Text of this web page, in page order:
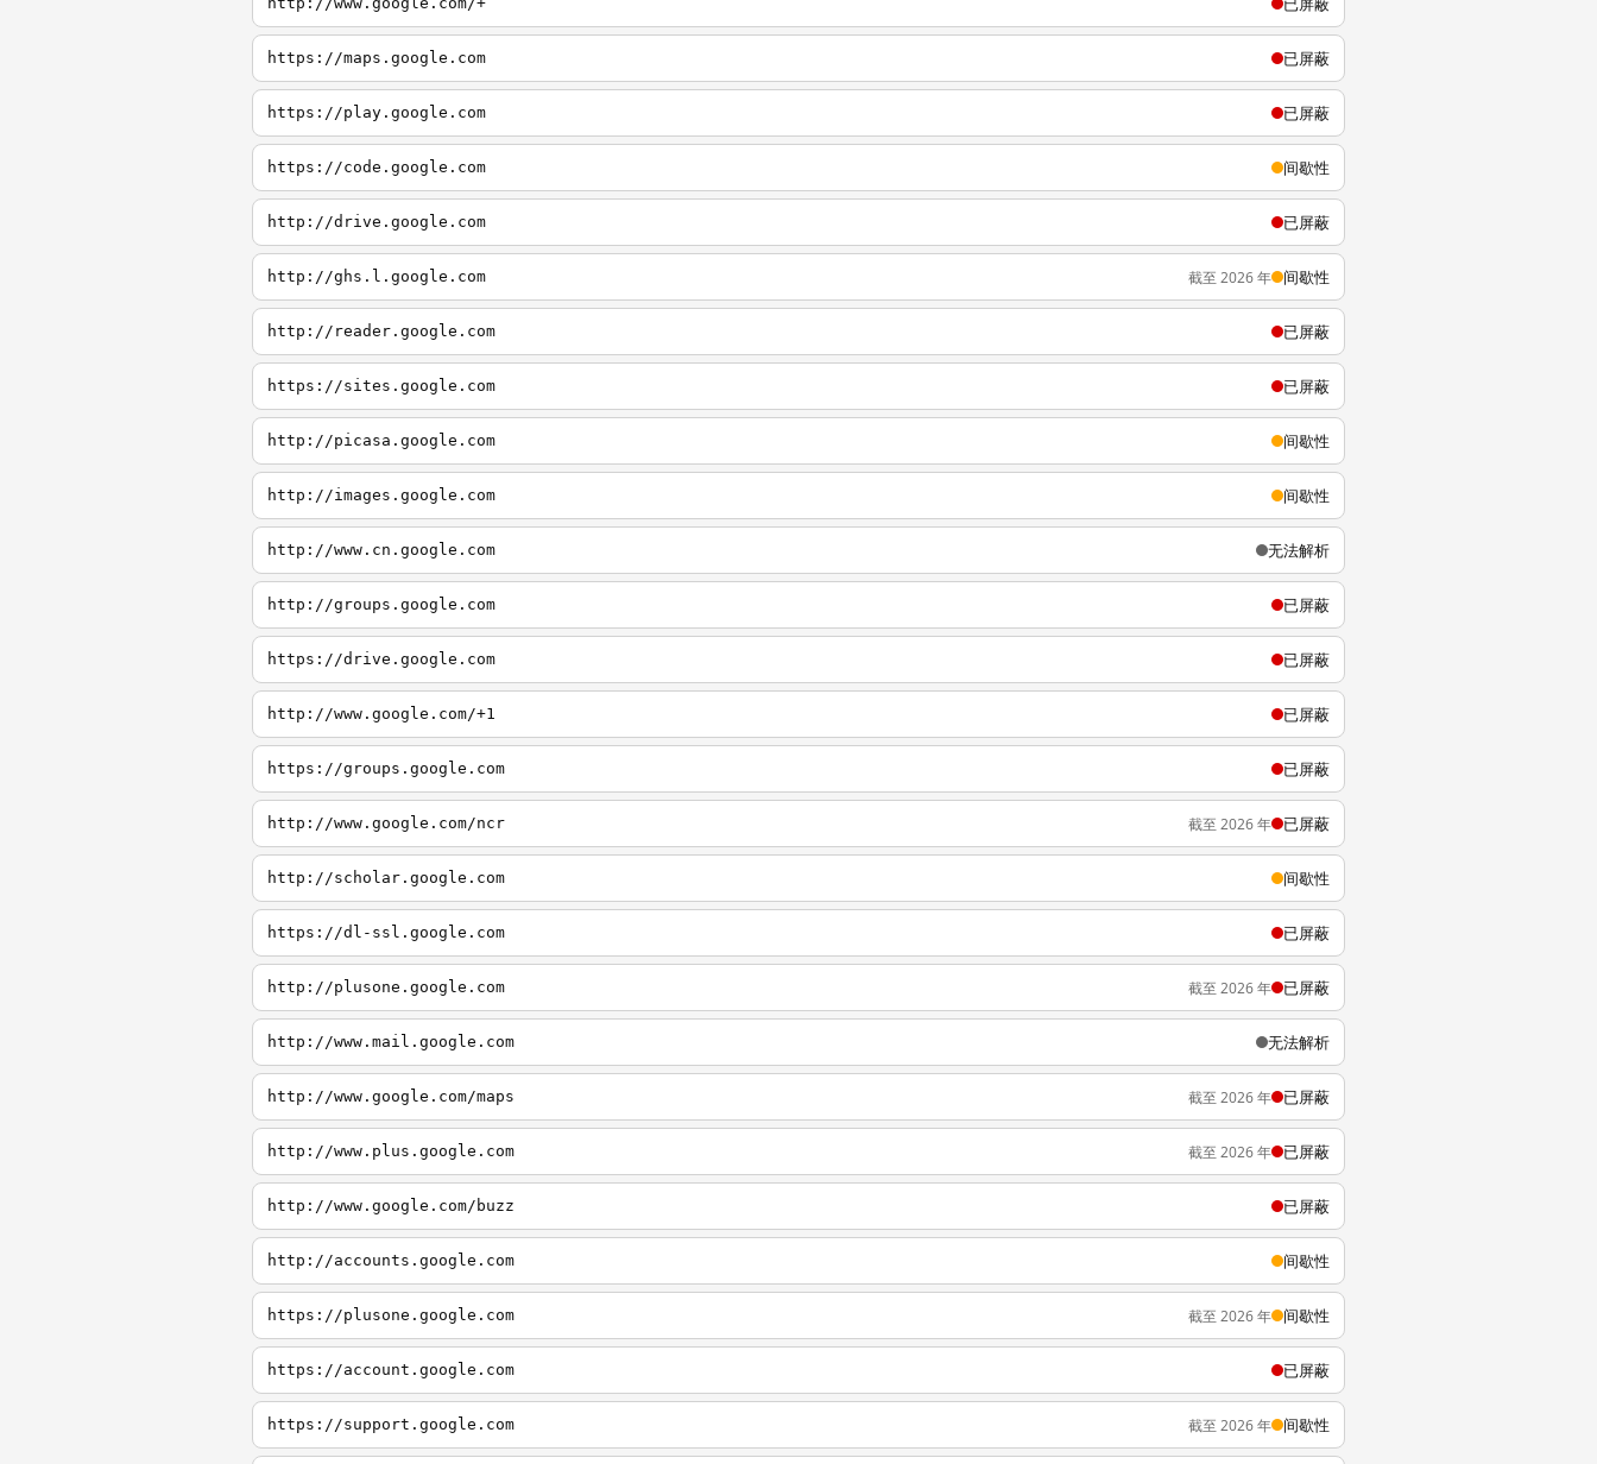
https://maps.google.com 已屏蔽
https://play.google.com 已屏蔽
https://code.google.com 间歇性
http://drive.google.com 已屏蔽
http://ghs.l.google.com 截至 2026 年 间歇性
http://reader.google.com 已屏蔽
https://sites.google.com 已屏蔽
http://picasa.google.com 间歇性
http://images.google.com 间歇性
http://www.cn.google.com 无法解析
http://groups.google.com 已屏蔽
https://drive.google.com 已屏蔽
http://www.google.com/+1 已屏蔽
https://groups.google.com 已屏蔽
http://www.google.com/ncr 截至 2026 年 已屏蔽
http://scholar.google.com 间歇性
https://dl-ssl.google.com 已屏蔽
http://plusone.google.com 截至 2026 年 已屏蔽
http://www.mail.google.com 无法解析
http://www.google.com/maps 截至 2026 年 已屏蔽
http://www.plus.google.com 截至 2026 年 已屏蔽
http://www.google.com/buzz 已屏蔽
http://accounts.google.com 间歇性
https://plusone.google.com 截至 2026 年 间歇性
https://account.google.com 已屏蔽
https://support.google.com 截至 2026 年 间歇性